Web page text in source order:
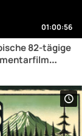
01:00:56
82-tägige